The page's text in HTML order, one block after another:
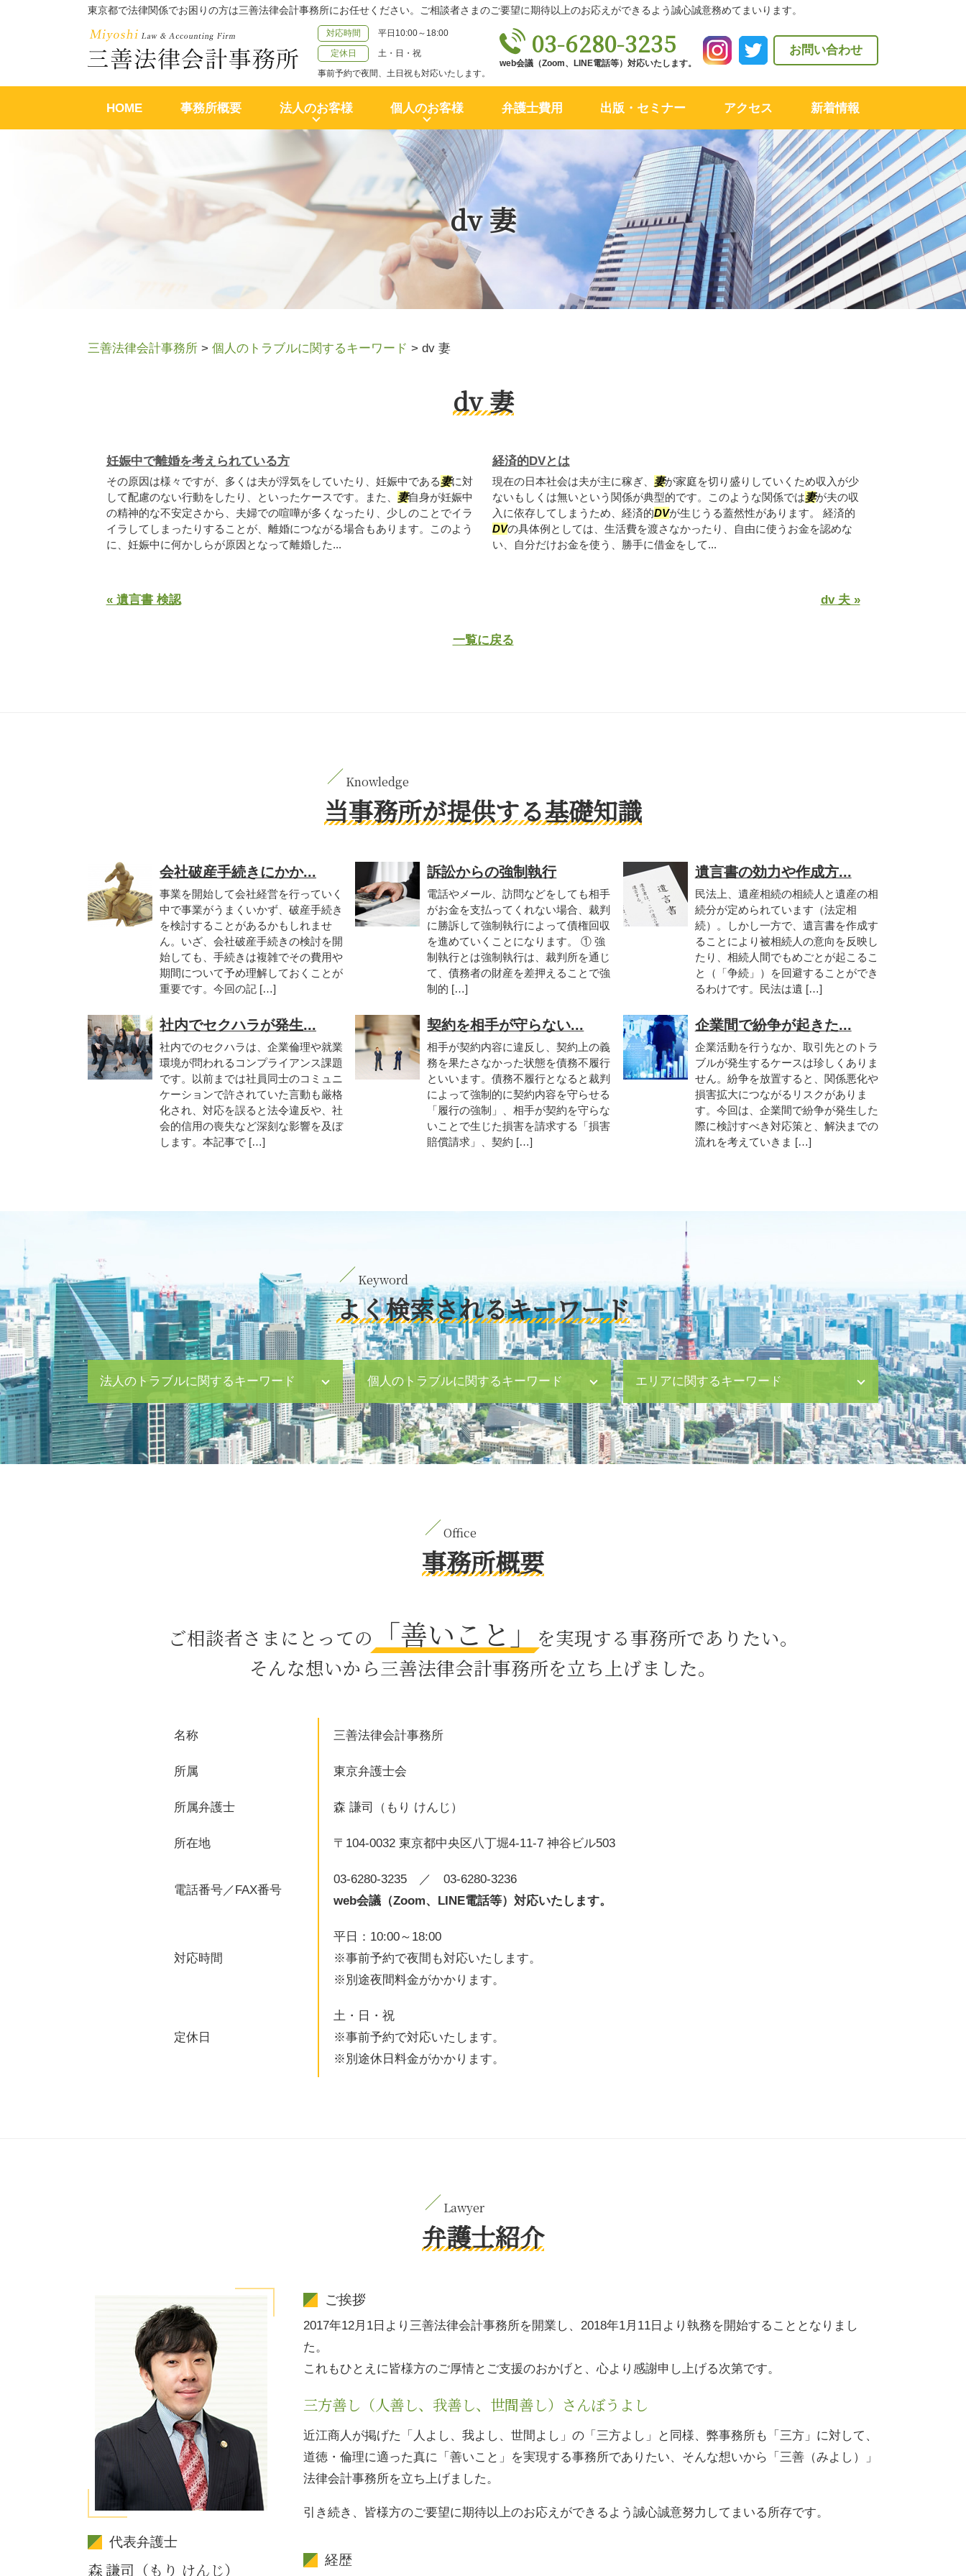
dv 妻
東京都で法律関係でお困りの方は三善法律会計事務所にお任せください。ご相談者さまのご要望に期待以上のお応えができるよう誠心誠意務めてまいります。
対応時間
平日10:00～18:00
定休日
土・日・祝
事前予約で夜間、土日祝も対応いたします。
03-6280-3235
web会議（Zoom、LINE電話等）対応いたします。
お問い合わせ
HOME 事務所概要 法人のお客様 個人のお客様 弁護士費用 出版・セミナー アクセス 新着情報
三善法律会計事務所 > 個人のトラブルに関するキーワード > dv 妻
dv 妻
妊娠中で離婚を考えられている方
その原因は様々ですが、多くは夫が浮気をしていたり、妊娠中である妻に対
して配慮のない行動をしたり、といったケースです。また、 妻自身が妊娠中
の精神的な不安定さから、夫婦での喧嘩が多くなったり、少しのことでイラ
イラしてしまったりすることが、離婚につながる場合もあります。このよう
に、妊娠中に何かしらが原因となって離婚した...
経済的DVとは
現在の日本社会は夫が主に稼ぎ、 妻が家庭を切り盛りしていくため収入が少
ないもしくは無いという関係が典型的です。このような関係では妻が夫の収
入に依存してしまうため、経済的DVが生じうる蓋然性があります。 経済的
DVの具体例としては、生活費を渡さなかったり、自由に使うお金を認めな
い、自分だけお金を使う、勝手に借金をして...
« 遺言書 検認 dv 夫 »
一覧に戻る
当事務所が提供する基礎知識
会社破産手続きにかか...
事業を開始して会社経営を行っていく
中で事業がうまくいかず、破産手続き
を検討することがあるかもしれませ
ん。いざ、会社破産手続きの検討を開
始しても、手続きは複雑でその費用や
期間について予め理解しておくことが
重要です。今回の記 […]
訴訟からの強制執行
電話やメール、訪問などをしても相手
がお金を支払ってくれない場合、裁判
に勝訴して強制執行によって債権回収
を進めていくことになります。 ① 強
制執行とは強制執行は、裁判所を通じ
て、債務者の財産を差押えることで強
制的 […]
遺言書の効力や作成方...
民法上、遺産相続の相続人と遺産の相
続分が定められています（法定相
続）。しかし一方で、遺言書を作成す
ることにより被相続人の意向を反映し
たり、相続人間でもめごとが起こるこ
と（「争続」）を回避することができ
るわけです。民法は遺 […]
社内でセクハラが発生...
社内でのセクハラは、企業倫理や就業
環境が問われるコンプライアンス課題
です。以前までは社員同士のコミュニ
ケーションで許されていた言動も厳格
化され、対応を誤ると法令違反や、社
会的信用の喪失など深刻な影響を及ぼ
します。本記事で […]
契約を相手が守らない...
相手が契約内容に違反し、契約上の義
務を果たさなかった状態を債務不履行
といいます。債務不履行となると裁判
によって強制的に契約内容を守らせる
「履行の強制」、相手が契約を守らな
いことで生じた損害を請求する「損害
賠償請求」、契約 […]
企業間で紛争が起きた...
企業活動を行うなか、取引先とのトラ
ブルが発生するケースは珍しくありま
せん。紛争を放置すると、関係悪化や
損害拡大につながるリスクがありま
す。今回は、企業間で紛争が発生した
際に検討すべき対応策と、解決までの
流れを考えていきま […]
よく検索されるキーワード
法人のトラブルに関するキーワード
株主総会 顧問弁護士
督促 催告
契約書 チェック
セクハラ 職場
危機管理 企業
パワハラ 訴える
個人のトラブルに関するキーワード
セクハラ 対応
親権 経済 面
子育て 旦那 イライラ 離婚
相続 10 ヶ月
刑法犯 対象
刑事事件 起訴 まで
刑事事件 減刑
人身事故 慰謝料
相続 養子縁組
身上監護権 親権
自筆証書遺言 改正
遺留分減殺請求 兄弟
エリアに関するキーワード
債権回収 茅場町 弁護士
離婚 渋谷区 相談
養育費 日比谷 相談
交通事故 八丁堀 相談
労働問題 茅場町 弁護士
親権取得 日比谷 相談
事務所概要
ご相談者さまにとっての 「善いこと」
を実現する事務所でありたい。
そんな想いから三善法律会計事務所を立ち上げました。
名称 三善法律会計事務所
所属 東京弁護士会
所属弁護士 森 謙司（もり けんじ）
所在地 〒104-0032 東京都中央区八丁堀4-11-7 神谷ビル503
電話番号／FAX番号
03-6280-3235 ／ 03-6280-3236
web会議（Zoom、LINE電話等）対応いたします。
対応時間
平日：10:00～18:00
※事前予約で夜間も対応いたします。
※別途夜間料金がかかります。
定休日
土・日・祝
※事前予約で対応いたします。
※別途休日料金がかかります。
弁護士紹介
代表弁護士
森 謙司（もり けんじ）
ご挨拶
2017年12月1日より三善法律会計事務所を開業し、2018年1月11日より執務を開始することとなりまし
た。
これもひとえに皆様方のご厚情とご支援のおかげと、心より感謝申し上げる次第です。
三方善し（人善し、我善し、世間善し）さんぼうよし
近江商人が掲げた「人よし、我よし、世間よし」の「三方よし」と同様、弊事務所も「三方」に対して、
道徳・倫理に適った真に「善いこと」を実現する事務所でありたい、そんな想いから「三善（みよし）」
法律会計事務所を立ち上げました。
引き続き、皆様方のご要望に期待以上のお応えができるよう誠心誠意努力してまいる所存です。
経歴